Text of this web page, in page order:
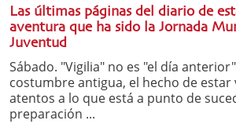
Las últimas páginas del diario de
aventura que ha sido la Jornada
Juventud
Sábado. "Vigilia" no es "el día
costumbre antigua, el hecho de estar
atentos a lo que está a punto de
preparación ...